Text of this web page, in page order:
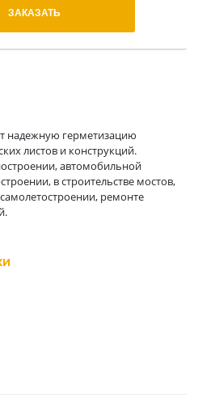
ЗАКАЗАТЬ
надежную герметизацию
листов и конструкций.
автомобильной
в строительстве мостов,
ремонте